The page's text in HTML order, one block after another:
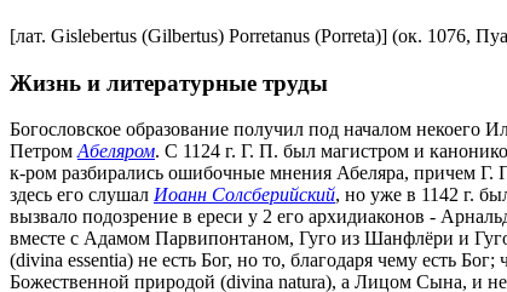
[лат. Gislebertus (Gilbertus) Porretanus (Porreta)] (ок. 1076,
Жизнь и литературные труды
Богословское образование получил под началом некоего
Петром Абеляром. С 1124 г. Г. П. был магистром и
к-ром разбирались ошибочные мнения Абеляра, причем Г.
здесь его слушал Иоанн Солсберийский, но уже в 1142 г.
вызвало подозрение в ереси у 2 его архидиаконов -
вместе с Адамом Парвипонтаном, Гуго из Шанфлёри и
(divina essentia) не есть Бог, но то, благодаря чему есть
Божественной природой (divina natura), а Лицом Сына, и